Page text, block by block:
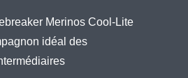
Merinos Cool-Lite
idéal des